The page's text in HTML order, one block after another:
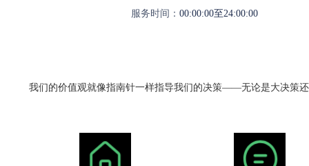
服务时间： 00:00:00至24:00:00
我们的价值观就像指南针一样指导我们的决策——无论是大决策